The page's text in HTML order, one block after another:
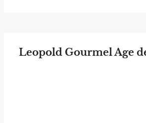
Leopold Gourmel Age